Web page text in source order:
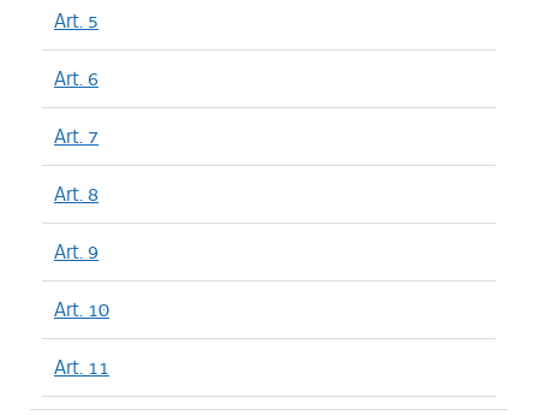
Art. 5
Art. 6
Art. 7
Art. 8
Art. 9
Art. 10
Art. 11